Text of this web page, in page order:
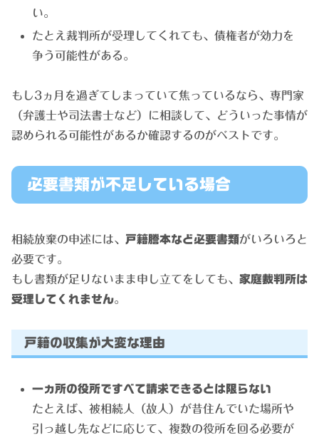
い。
たとえ裁判所が受理してくれても、債権者が効力を
争う可能性がある。
もし3ヵ月を過ぎてしまっていて焦っているなら、専門家
（弁護士や司法書士など）に相談して、どういった事情が
認められる可能性があるか確認するのがベストです。
必要書類が不足している場合
相続放棄の申述には、 戸籍謄本など必要書類がいろいろと
必要です。
もし書類が足りないまま申し立てをしても、 家庭裁判所は
受理してくれません。
戸籍の収集が大変な理由
一ヵ所の役所ですべて請求できるとは限らない
たとえば、被相続人（故人）が昔住んでいた場所や
引っ越し先などに応じて、複数の役所を回る必要が